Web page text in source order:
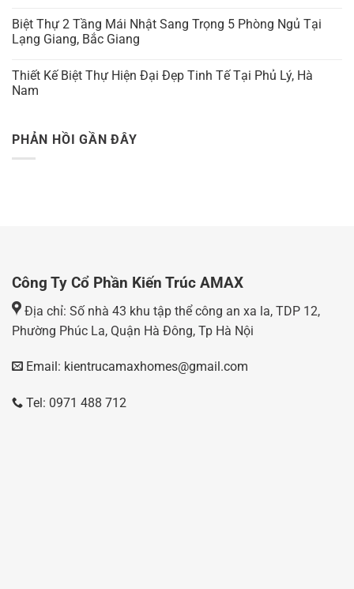
Biệt Thự 2 Tầng Mái Nhật Sang Trọng 5 Phòng Ngủ Tại
Lạng Giang, Bắc Giang
Thiết Kế Biệt Thự Hiện Đại Đẹp Tinh Tế Tại Phủ Lý, Hà
Nam
PHẢN HỒI GẦN ĐÂY
Công Ty Cổ Phần Kiến Trúc AMAX
Địa chỉ: Số nhà 43 khu tập thể công an xa la, TDP 12,
Phường Phúc La, Quận Hà Đông, Tp Hà Nội
Email: kientrucamaxhomes@gmail.com
Tel: 0971 488 712